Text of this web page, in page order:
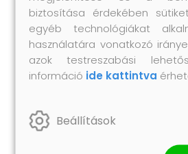
Hasonló
biztosítása érdekében
egyéb technológiákat
használatára vonatkozó
azok testreszabási
információ ide kattintva
Beállítások